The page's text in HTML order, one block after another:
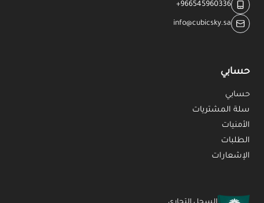
+966545960336
info@cubicsky.sa
حسابي
حسابي
سلة المشتريات
الأمنيات
الطلبات
الإشعارات